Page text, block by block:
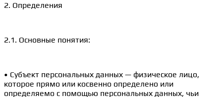
2. Определения
2.1. Основные понятия:
• Субъект персональных данных — физическое лицо,
которое прямо или косвенно определено или
определяемо с помощью персональных данных, чьи